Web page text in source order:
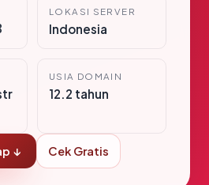
LOKASI SERVER
Indonesia
USIA DOMAIN
12.2 tahun
↓ Cek Gratis